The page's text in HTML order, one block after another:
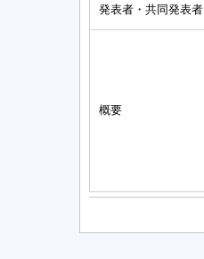
発表者・共同発表者
概要